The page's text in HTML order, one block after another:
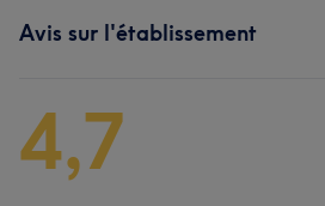
Avis sur l'établissement
4,7